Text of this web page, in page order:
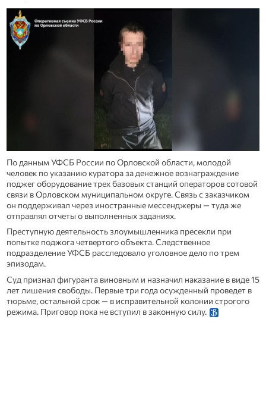
По данным УФСБ России по Орловской области, молодой
человек по указанию куратора за денежное вознаграждение
поджег оборудование трех базовых станций операторов сотовой
связи в Орловском муниципальном округе. Связь с заказчиком
он поддерживал через иностранные мессенджеры — туда же
отправлял отчеты о выполненных заданиях.
Преступную деятельность злоумышленника пресекли при
попытке поджога четвертого объекта. Следственное
подразделение УФСБ расследовало уголовное дело по трем
эпизодам.
Суд признал фигуранта виновным и назначил наказание в виде 15
лет лишения свободы. Первые три года осужденный проведет в
тюрьме, остальной срок — в исправительной колонии строгого
режима. Приговор пока не вступил в законную силу.